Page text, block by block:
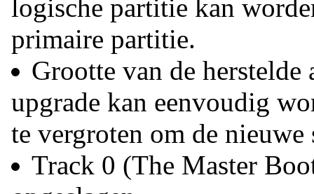
logische partitie kan
primaire partitie.
Grootte van de herstelde
upgrade kan eenvoudig
te vergroten om de
Track 0 (The Master